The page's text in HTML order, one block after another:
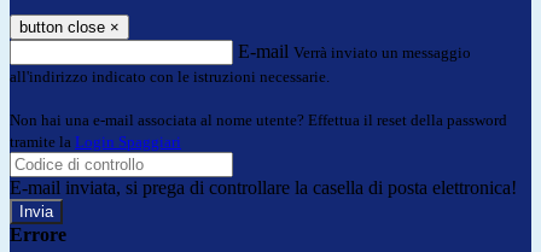
button close ×
E-mail Verrà inviato un messaggio
all'indirizzo indicato con le istruzioni necessarie.
Non hai una e-mail associata al nome utente? Effettua il reset della password
tramite la Login Spaggiari
E-mail inviata, si prega di controllare la casella di posta elettronica!
Errore